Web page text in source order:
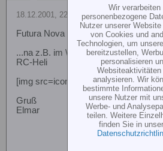
18.12.2001, 22:04
Futura Nova
...na z.B. im \"Millennium60 und
RC-Heli
[img src=icon_smile_wink.gif
Gruß
Elmar
Wir verarbeiten
personenbezogene
Nutzer unserer
von Cookies und
Technologien, um
bereitzustellen,
personalisieren
Websiteaktivitäten
analysieren. Wir
bestimmte
unsere Nutzer mit
Werbe- und
teilen. Weitere
finden Sie in